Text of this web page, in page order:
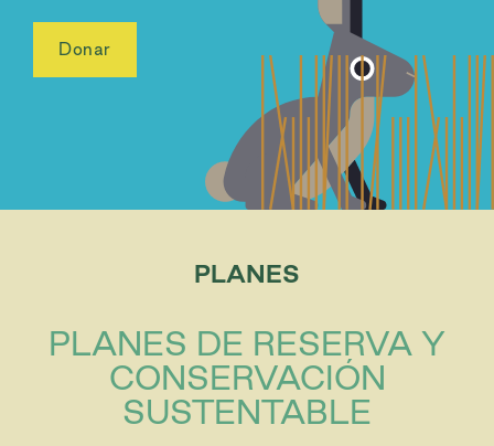
Donar
PLANES
PLANES DE RESERVA Y
CONSERVACIÓN
SUSTENTABLE